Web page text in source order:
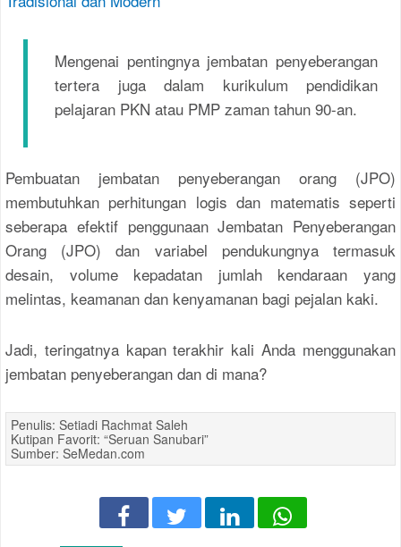
Mengenai pentingnya jembatan penyeberangan
tertera juga dalam kurikulum pendidikan
pelajaran PKN atau PMP zaman tahun 90-an.
Pembuatan jembatan penyeberangan orang (JPO)
membutuhkan perhitungan logis dan matematis seperti
seberapa efektif penggunaan Jembatan Penyeberangan
Orang (JPO) dan variabel pendukungnya termasuk
desain, volume kepadatan jumlah kendaraan yang
melintas, keamanan dan kenyamanan bagi pejalan kaki.
Jadi, teringatnya kapan terakhir kali Anda menggunakan
jembatan penyeberangan dan di mana?
Penulis: Setiadi Rachmat Saleh
Kutipan Favorit: “Seruan Sanubari”
Sumber: SeMedan.com